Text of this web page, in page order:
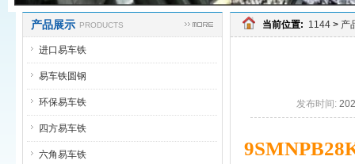
产品展示 PRODUCTS
进口易车铁
易车铁圆钢
环保易车铁
四方易车铁
六角易车铁
当前位置: 1144 > 产
发布时间: